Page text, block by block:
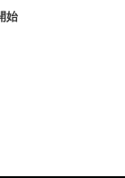
始